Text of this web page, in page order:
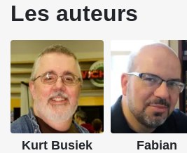
Les auteurs
Kurt Busiek
Fabian